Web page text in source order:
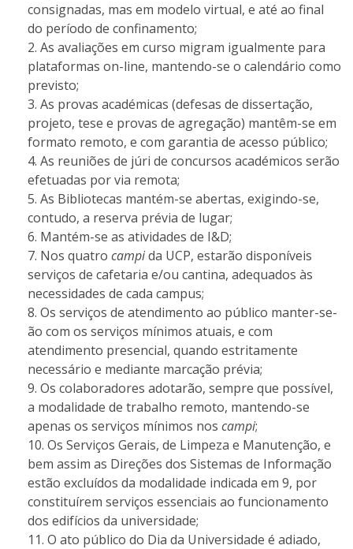
consignadas, mas em modelo virtual, e até ao final
do período de confinamento;
As avaliações em curso migram igualmente para
plataformas on-line, mantendo-se o calendário como
previsto;
As provas académicas (defesas de dissertação,
projeto, tese e provas de agregação) mantêm-se em
formato remoto, e com garantia de acesso público;
As reuniões de júri de concursos académicos serão
efetuadas por via remota;
As Bibliotecas mantém-se abertas, exigindo-se,
contudo, a reserva prévia de lugar;
Mantém-se as atividades de I&D;
Nos quatro campida UCP, estarão disponíveis
serviços de cafetaria e/ou cantina, adequados às
necessidades de cada campus;
Os serviços de atendimento ao público manter-se-
ão com os serviços mínimos atuais, e com
atendimento presencial, quando estritamente
necessário e mediante marcação prévia;
Os colaboradores adotarão, sempre que possível,
a modalidade de trabalho remoto, mantendo-se
apenas os serviços mínimos nos campi;
Os Serviços Gerais, de Limpeza e Manutenção, e
bem assim as Direções dos Sistemas de Informação
estão excluídos da modalidade indicada em 9, por
constituírem serviços essenciais ao funcionamento
dos edifícios da universidade;
O ato público do Dia da Universidade é adiado,